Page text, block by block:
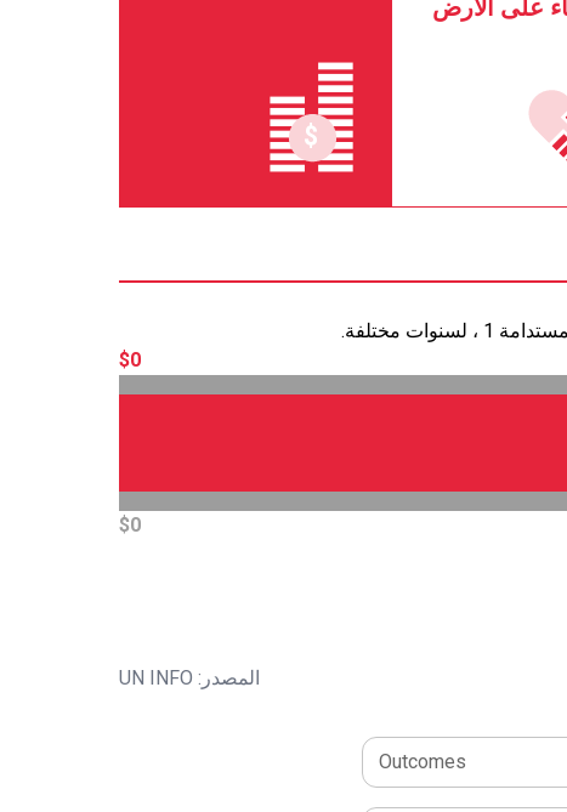
على الأرض
مختلفة.
$0
$0
المصدر: UN INFO
Outcomes